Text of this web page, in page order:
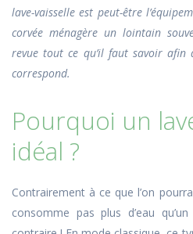
lave-vaisselle est peut-être
corvée ménagère un lointain
revue tout ce qu’il faut savoir afin
correspond.
Pourquoi un
idéal ?
Contrairement à ce que l’on
consomme pas plus d’eau